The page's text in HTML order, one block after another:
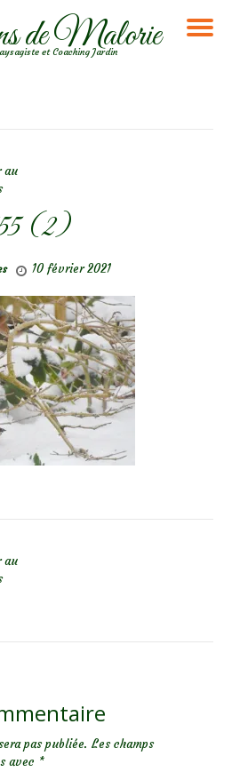
de Malorie
et Coaching Jardin
au
(2)
10 février 2021
au
pas publiée. Les champs
avec *